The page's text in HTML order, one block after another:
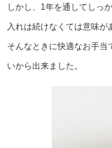
しかし、1年を通してしっ
入れは続けなくては意味が
そんなときに快適なお手当
いから出来ました。